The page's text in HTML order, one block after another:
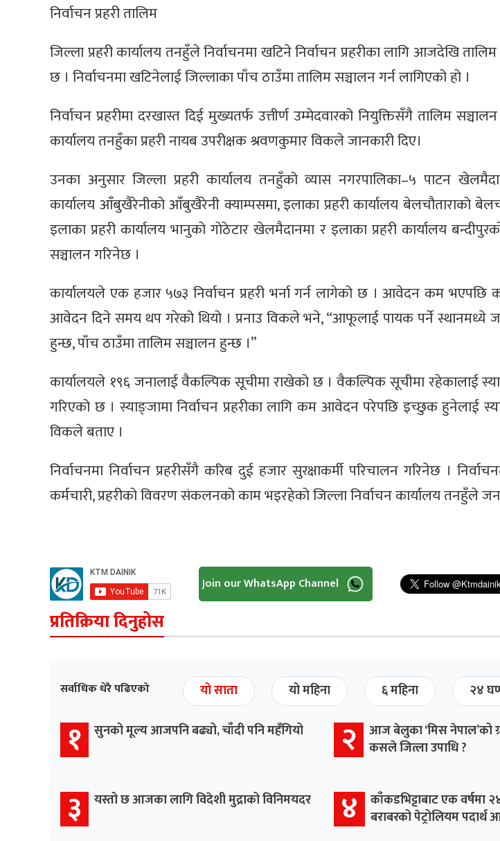
निर्वाचन प्रहरी तालिम
जिल्ला प्रहरी कार्यालय तनहुँले निर्वाचनमा खटिने निर्वाचन प्रहरीका लागि आजदेखि
छ । निर्वाचनमा खटिनेलाई जिल्लाका पाँच ठाउँमा तालिम सञ्चालन गर्न लागिएको हो ।
निर्वाचन प्रहरीमा दरखास्त दिई मुख्यतर्फ उत्तीर्ण उम्मेदवारको नियुक्तिसँगै तालिम
कार्यालय तनहुँका प्रहरी नायब उपरीक्षक श्रवणकुमार विकले जानकारी दिए।
उनका अनुसार जिल्ला प्रहरी कार्यालय तनहुँको व्यास नगरपालिका–५ पाटन
कार्यालय आँबुखैरेनीको आँबुखैरेनी क्याम्पसमा, इलाका प्रहरी कार्यालय बेलचौताराको
इलाका प्रहरी कार्यालय भानुको गोठेटार खेलमैदानमा र इलाका प्रहरी कार्यालय
सञ्चालन गरिनेछ ।
कार्यालयले एक हजार ५७३ निर्वाचन प्रहरी भर्ना गर्न लागेको छ । आवेदन कम भएपछि
आवेदन दिने समय थप गरेको थियो । प्रनाउ विकले भने, “आफूलाई पायक पर्ने स्थानमध्ये
हुन्छ, पाँच ठाउँमा तालिम सञ्चालन हुन्छ ।”
कार्यालयले १९६ जनालाई वैकल्पिक सूचीमा राखेको छ । वैकल्पिक सूचीमा रहेकालाई
गरिएको छ । स्याङ्जामा निर्वाचन प्रहरीका लागि कम आवेदन परेपछि इच्छुक हुनेलाई
विकले बताए ।
निर्वाचनमा निर्वाचन प्रहरीसँगै करिब दुई हजार सुरक्षाकर्मी परिचालन गरिनेछ ।
कर्मचारी, प्रहरीको विवरण संकलनको काम भइरहेको जिल्ला निर्वाचन कार्यालय तनहुँले
Join our WhatsApp Channel
प्रतिक्रिया दिनुहोस
सर्वाधिक धेरै पढिएको यो साता यो महिना ६ महिना २४
१ सुनको मूल्य आजपनि बढ्यो, चाँदी पनि महँगियो २ आज बेलुका ‘मिस नेपाल’को
कसले जित्ला उपाधि ?
३ यस्तो छ आजका लागि विदेशी मुद्राको विनिमयदर ४ काँकडभिट्टाबाट एक वर्षमा
बराबरको पेट्रोलियम पदार्थ